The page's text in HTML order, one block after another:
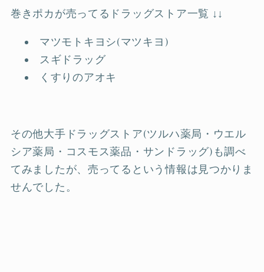
巻きポカが売ってるドラッグストア一覧 ↓↓
マツモトキヨシ(マツキヨ)
スギドラッグ
くすりのアオキ
その他大手ドラッグストア(ツルハ薬局・ウエル
シア薬局・コスモス薬品・サンドラッグ)も調べ
てみましたが、売ってるという情報は見つかりま
せんでした。